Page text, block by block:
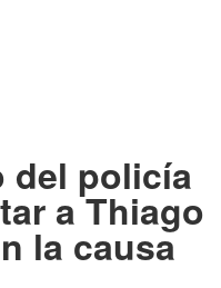
del policía
a Thiago
la causa